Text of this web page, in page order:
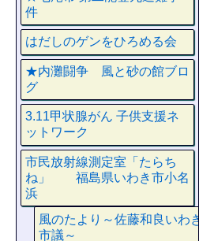
件
はだしのゲンをひろめる会
★内灘闘争 風と砂の館ブロ
グ
3.11甲状腺がん 子供支援ネ
ットワーク
市民放射線測定室「たらち
ね」 福島県いわき市小名
浜
風のたより～佐藤和良いわき
市議～